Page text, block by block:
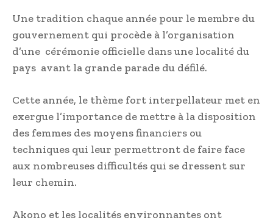
Une tradition chaque année pour le membre du
gouvernement qui procède à l’organisation
d’une cérémonie officielle dans une localité du
pays avant la grande parade du défilé.
Cette année, le thème fort interpellateur met en
exergue l’importance de mettre à la disposition
des femmes des moyens financiers ou
techniques qui leur permettront de faire face
aux nombreuses difficultés qui se dressent sur
leur chemin.
Akono et les localités environnantes ont